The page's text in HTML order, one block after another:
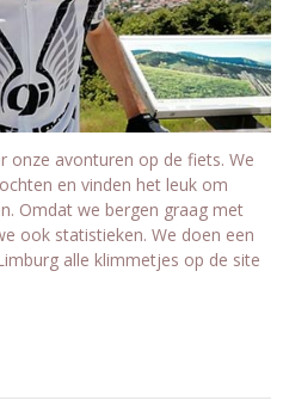
onze avonturen op de fiets. We
en vinden het leuk om
Omdat we bergen graag met
ook statistieken. We doen een
alle klimmetjes op de site